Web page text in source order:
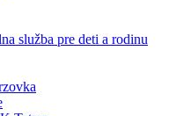
služba pre deti a rodinu